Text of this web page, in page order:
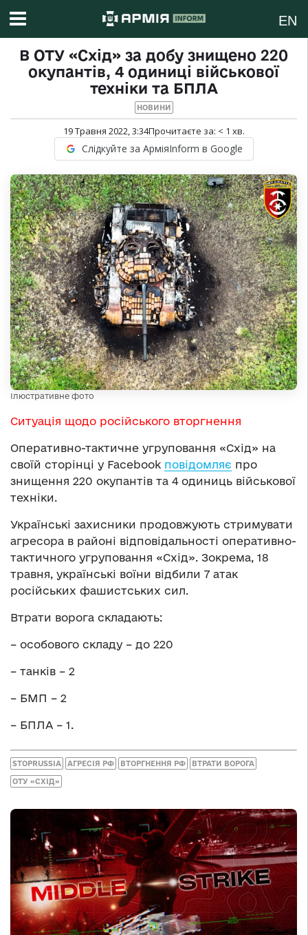
EN
В ОТУ «Схід» за добу знищено 220
окупантів, 4 одиниці військової
техніки та БПЛА
НОВИНИ
19 Травня 2022, 3:34Прочитаєте за: < 1 хв.
Слідкуйте за АрміяInform в Google
Ілюстративне фото
Ситуація щодо російського вторгнення
Оперативно-тактичне угруповання «Схід» на
своїй сторінці у Facebook повідомляє про
знищення 220 окупантів та 4 одиниць військової
техніки.
Українські захисники продовжують стримувати
агресора в районі відповідальності оперативно-
тактичного угруповання «Схід». Зокрема, 18
травня, українські воїни відбили 7 атак
російських фашистських сил.
Втрати ворога складають:
– особового складу – до 220
– танків – 2
– БМП – 2
– БПЛА – 1.
STOPRUSSIA АГРЕСІЯ РФ ВТОРГНЕННЯ РФ ВТРАТИ ВОРОГА
ОТУ «СХІД»